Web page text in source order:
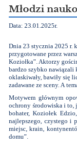
Młodzi
Data: 23.01.2025r.
Dnia 23 stycznia 2025 r.
przygotowane przez
Koziołka”. Aktorzy
bardzo szybko nawiązali
oklaskiwały, bawiły się
zadawane ze sceny. A
Motywem głównym
ochrony środowiska i to,
bohater, Koziołek
najlepszego, czystego i
miejsc, krain,
domu”.